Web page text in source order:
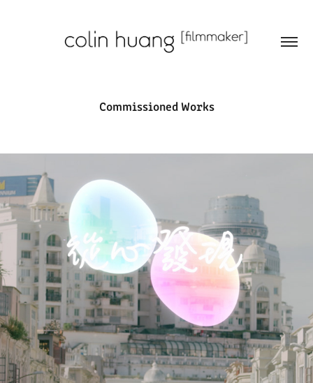
Commissioned Works
LOVE BLINDLY 《從心出發》
2023